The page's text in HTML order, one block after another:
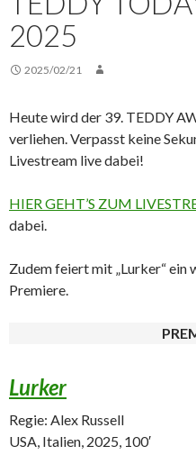
2025
2025/02/21
Heute wird der 39. TEDDY
verliehen. Verpasst keine
Livestream live dabei!
HIER GEHT’S ZUM
dabei.
Zudem feiert mit „Lurker“ ein
Premiere.
Lurker
Regie: Alex Russell
USA, Italien, 2025, 100′